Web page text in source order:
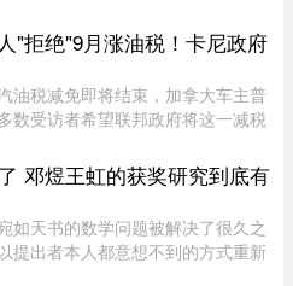
步调查显示 ...
"拒绝"9月涨油税！卡尼政府
油税减免即将结束，加拿大车主普
数受访者希望联邦政府将这一减税
调查显示，63% 的加拿大人希望总
）将 ...
邓煜王虹的获奖研究到底有
如天书的数学问题被解决了很久之
提出者本人都意想不到的方式重新